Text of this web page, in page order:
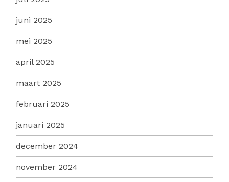
juni 2025
mei 2025
april 2025
maart 2025
februari 2025
januari 2025
december 2024
november 2024